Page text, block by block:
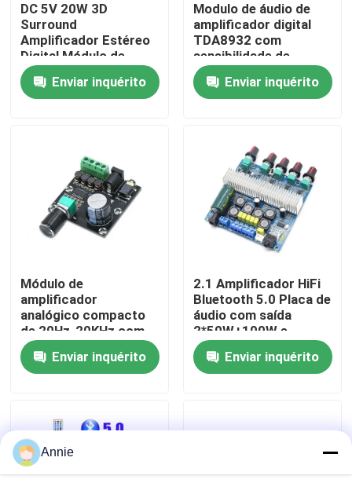
Início
Produtos
Visita à Fábrica
Controle de Qualidade
Contacte-nos
Notícias
Casos
Blogue
Módulo da placa do amplificador
DC 5V 20W 3D
Surround
Amplificador Estéreo
Digital Módulo de
Áudio Placa
Amplificadora Classe
Enviar inquérito
Modulo de áudio de
amplificador digital
TDA8932 com
sensibilidade de
entrada de 600 mV,
SNR de 90 dB e
potência de saída de 3
Enviar inquérito
Módulo de
amplificador
analógico compacto
de 20Hz-20KHz com
interface de entrada
de 3,5 mm e
acabamento prateado
Enviar inquérito
2.1 Amplificador HiFi
Bluetooth 5.0 Placa de
áudio com saída
2*50W+100W e
alimentação
DC12~24VEnviar inquérito
Annie